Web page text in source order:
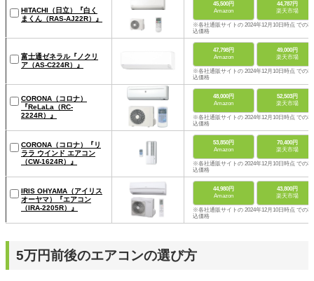
HITACHI（日立）『白く
まくん（RAS-AJ22R）』
45,500円
Amazon
44,787円
楽天市場
※各社通販サイトの 2024年12月10日時点 での税
込価格
富士通ゼネラル『ノクリ
ア（AS-C224R）』
47,798円
Amazon
49,000円
楽天市場
※各社通販サイトの 2024年12月10日時点 での税
込価格
CORONA（コロナ）
『ReLaLa（RC-
2224R）』
48,000円
Amazon
52,503円
楽天市場
※各社通販サイトの 2024年12月10日時点 での税
込価格
CORONA（コロナ）『リ
ララ ウインド エアコン
（CW-1624R）』
53,850円
Amazon
70,400円
楽天市場
※各社通販サイトの 2024年12月10日時点 での税
込価格
IRIS OHYAMA（アイリス
オーヤマ）『エアコン
（IRA-2205R）』
44,980円
Amazon
43,800円
楽天市場
※各社通販サイトの 2024年12月10日時点 での税
込価格
5万円前後のエアコンの選び方